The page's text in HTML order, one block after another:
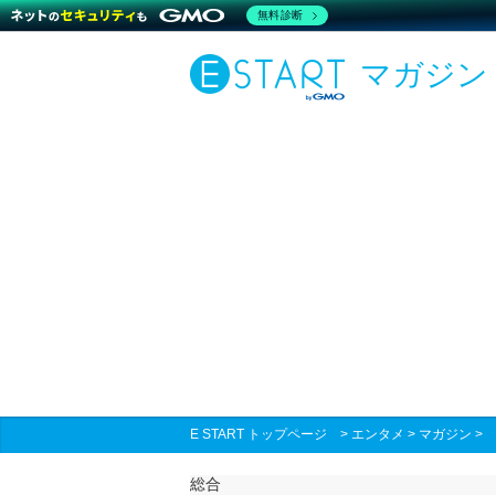
マガジン
E START トップページ > エンタメ > マガジン >
総合
無料診断